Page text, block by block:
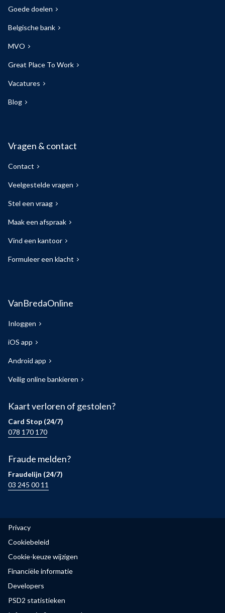
Goede doelen
Belgische bank
MVO
Great Place To Work
Vacatures
Blog
Vragen & contact
Contact
Veelgestelde vragen
Stel een vraag
Maak een afspraak
Vind een kantoor
Formuleer een klacht
VanBredaOnline
Inloggen
iOS app
Android app
Veilig online bankieren
Kaart verloren of gestolen?
Card Stop (24/7)
078 170 170
Fraude melden?
Fraudelijn (24/7)
03 245 00 11
Privacy
Cookiebeleid
Cookie-keuze wijzigen
Financiële informatie
Developers
PSD2 statistieken